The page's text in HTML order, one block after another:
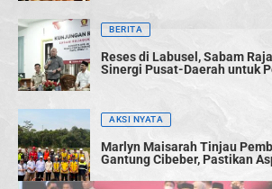
BERITA
Reses di Labusel, Sabam
Sinergi Pusat-Daerah untuk
AKSI NYATA
Marlyn Maisarah Tinjau
Gantung Cibeber, Pastikan